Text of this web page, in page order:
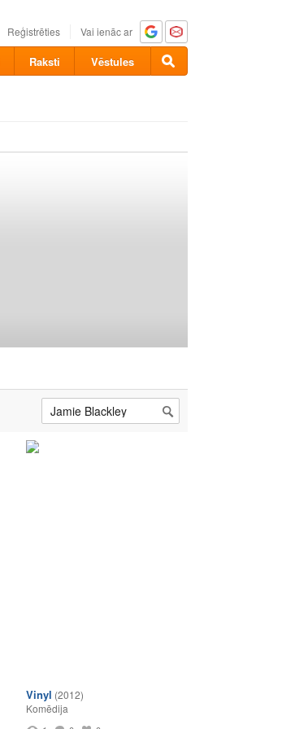
Reģistrēties Vai ienāc ar
Raksti Vēstules
Vinyl (2012)
Komēdija